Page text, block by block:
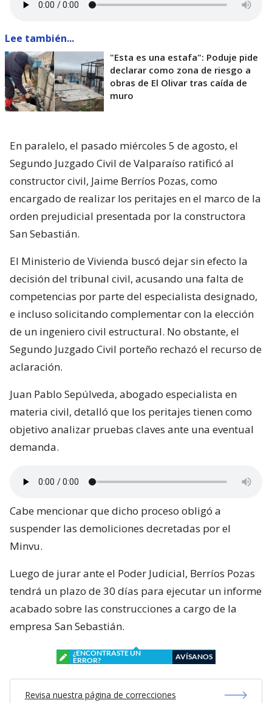
Lee también...
"Esta es una estafa": Poduje pide
declarar como zona de riesgo a
obras de El Olivar tras caída de
muro
En paralelo, el pasado miércoles 5 de agosto, el
Segundo Juzgado Civil de Valparaíso ratificó al
constructor civil, Jaime Berríos Pozas, como
encargado de realizar los peritajes en el marco de la
orden prejudicial presentada por la constructora
San Sebastián.
El Ministerio de Vivienda buscó dejar sin efecto la
decisión del tribunal civil, acusando una falta de
competencias por parte del especialista designado,
e incluso solicitando complementar con la elección
de un ingeniero civil estructural. No obstante, el
Segundo Juzgado Civil porteño rechazó el recurso de
aclaración.
Juan Pablo Sepúlveda, abogado especialista en
materia civil, detalló que los peritajes tienen como
objetivo analizar pruebas claves ante una eventual
demanda.
Cabe mencionar que dicho proceso obligó a
suspender las demoliciones decretadas por el
Minvu.
Luego de jurar ante el Poder Judicial, Berríos Pozas
tendrá un plazo de 30 días para ejecutar un informe
acabado sobre las construcciones a cargo de la
empresa San Sebastián.
¿ENCONTRASTE UN
ERROR?
AVÍSANOS
Revisa nuestra página de correcciones